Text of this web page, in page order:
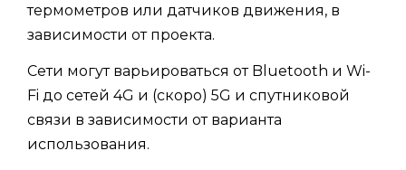
термометров или датчиков движения, в
зависимости от проекта.
Сети могут варьироваться от Bluetooth и Wi-
Fi до сетей 4G и (скоро) 5G и спутниковой
связи в зависимости от варианта
использования.